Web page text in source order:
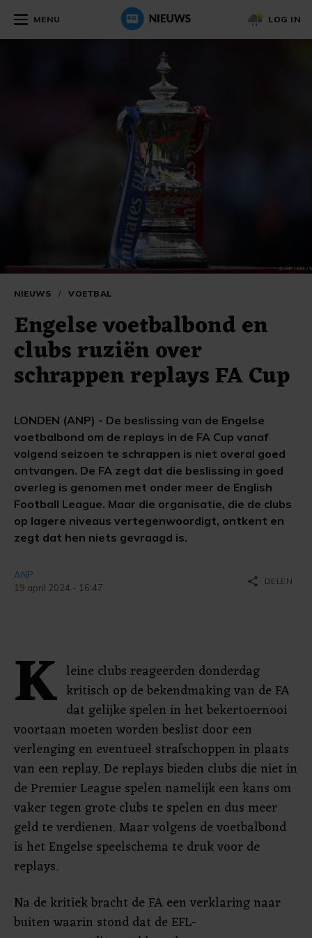
MENU LOG IN
NIEUWS / VOETBAL
Engelse voetbalbond en
clubs ruziën over
schrappen replays FA Cup
LONDEN (ANP) - De beslissing van de Engelse
voetbalbond om de replays in de FA Cup vanaf
volgend seizoen te schrappen is niet overal goed
ontvangen. De FA zegt dat die beslissing in goed
overleg is genomen met onder meer de English
Football League. Maar die organisatie, die de clubs
op lagere niveaus vertegenwoordigt, ontkent en
zegt dat hen niets gevraagd is.
ANP
19 april 2024 - 16:47
share DELEN
K leine clubs reageerden donderdag
kritisch op de bekendmaking van de FA
dat gelijke spelen in het bekertoernooi
voortaan moeten worden beslist door een
verlenging en eventueel strafschoppen in plaats
van een replay. De replays bieden clubs die niet in
de Premier League spelen namelijk een kans om
vaker tegen grote clubs te spelen en dus meer
geld te verdienen. Maar volgens de voetbalbond
is het Engelse speelschema te druk voor de
replays.
Na de kritiek bracht de FA een verklaring naar
buiten waarin stond dat de EFL-